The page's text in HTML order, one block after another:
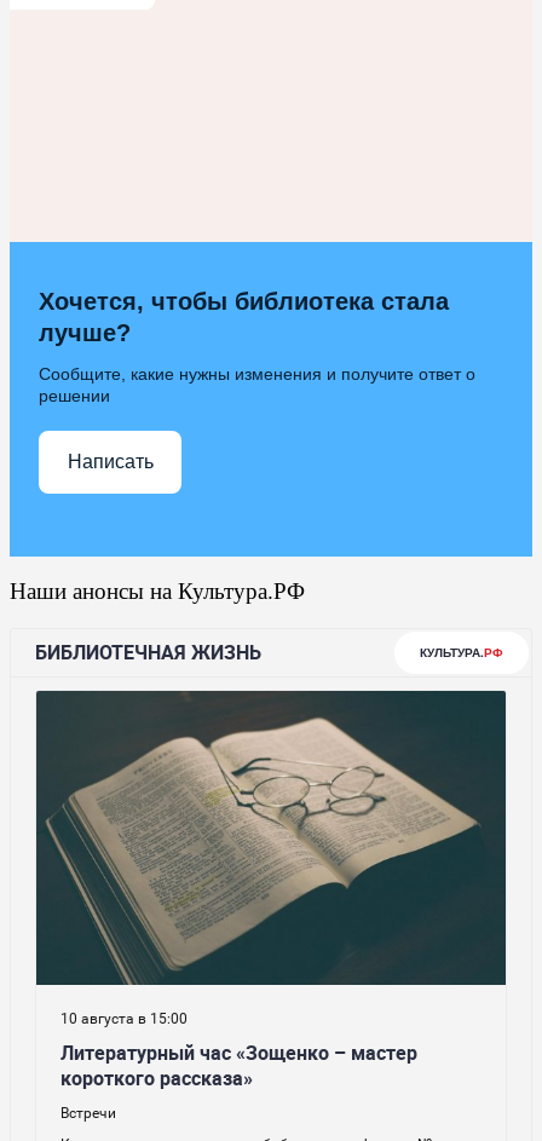
Хочется, чтобы библиотека стала
лучше?
Сообщите, какие нужны изменения и получите ответ о
решении
Написать
Наши анонсы на Культура.РФ